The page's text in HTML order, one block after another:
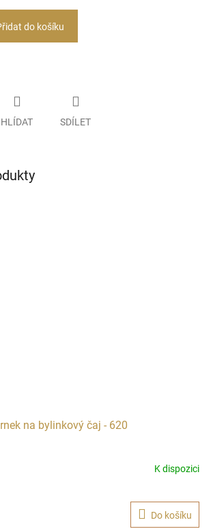
do košíku
HLÍDAT SDÍLET
na bylinkový čaj - 620
K dispozici
Do košíku